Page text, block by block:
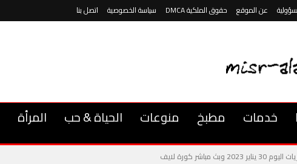
عن الموقع حقوق الملكية DMCA سياسة الخصوصية اتصل بنا
خدمات مطبخ منوعات الحياة & حب المرأة
وبث مباشر كورة لايف